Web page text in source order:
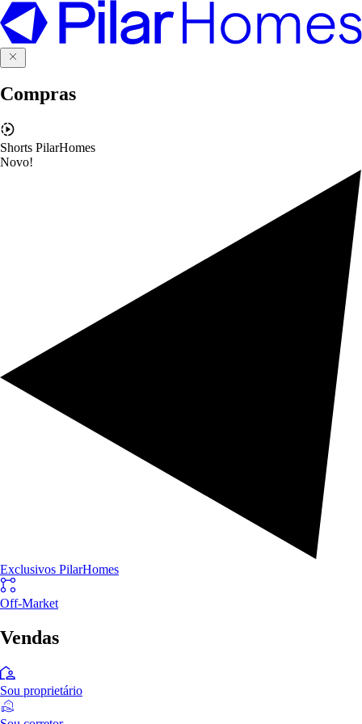
Compras
Shorts PilarHomes
Novo!
Exclusivos PilarHomes
Off-Market
Vendas
Sou proprietário